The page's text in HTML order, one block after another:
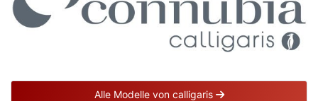
Alle Modelle von calligaris